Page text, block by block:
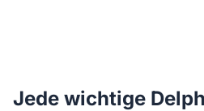
Jede wichtige